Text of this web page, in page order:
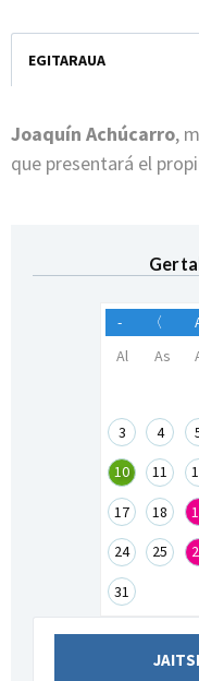
EGITARAUA
Joaquín Achúcarro,
que presentará el
- 〈
Al
As
3 4
10 11
17 18
24 25
31